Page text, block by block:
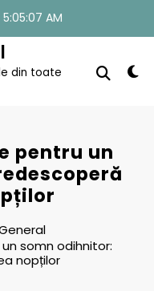
5:05:08 AM
din toate
pentru un
somn odihnitor:
nopților